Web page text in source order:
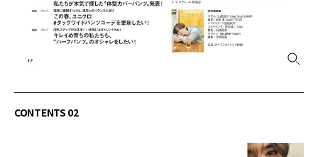
CONTENTS 02